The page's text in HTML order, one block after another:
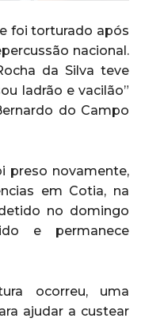
foi torturado após
nacional.
da Silva teve
ladrão e vacilão”
do Campo
preso novamente,
em Cotia, na
no domingo
e permanece
ocorreu, uma
ajudar a custear